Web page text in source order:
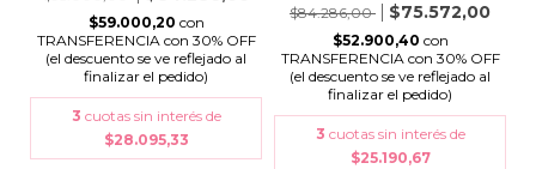
$59.000,20 con
TRANSFERENCIA con 30% OFF
(el descuento se ve reflejado al
finalizar el pedido)
3 cuotas sin interés de
$28.095,33
$84.286,00
$75.572,00
$52.900,40 con
TRANSFERENCIA con 30% OFF
(el descuento se ve reflejado al
finalizar el pedido)
3 cuotas sin interés de
$25.190,67